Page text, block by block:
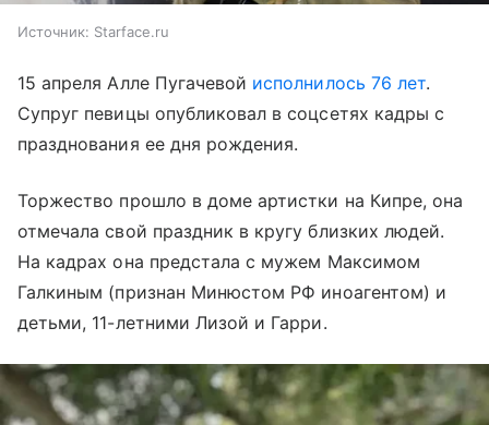
Источник: Starface.ru
15 апреля Алле Пугачевой исполнилось 76 лет.
Супруг певицы опубликовал в соцсетях кадры с
празднования ее дня рождения.
Торжество прошло в доме артистки на Кипре, она
отмечала свой праздник в кругу близких людей.
На кадрах она предстала с мужем Максимом
Галкиным (признан Минюстом РФ иноагентом) и
детьми, 11-летними Лизой и Гарри.